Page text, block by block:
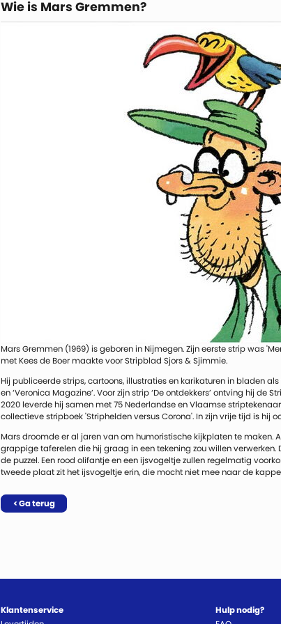
Wie is Mars Gremmen?
Mars Gremmen (1969) is geboren in Nijmegen. Zijn eerste strip was
met Kees de Boer maakte voor Stripblad Sjors & Sjimmie.
Hij publiceerde strips, cartoons, illustraties en karikaturen in bladen als
en ‘Veronica Magazine’. Voor zijn strip ‘De ontdekkers’ ontving hij de
2020 leverde hij samen met 75 Nederlandse en Vlaamse
collectieve stripboek 'Striphelden versus Corona'. In zijn vrije tijd is hij
Mars droomde er al jaren van om humoristische kijkplaten te maken.
grappige taferelen die hij graag in een tekening zou willen
de puzzel. Een rood olifantje en een ijsvogeltje zullen regelmatig
tweede plaat zit het ijsvogeltje erin, die mocht niet mee naar de
< Ga terug
Klantenservice
Hulp nodig?